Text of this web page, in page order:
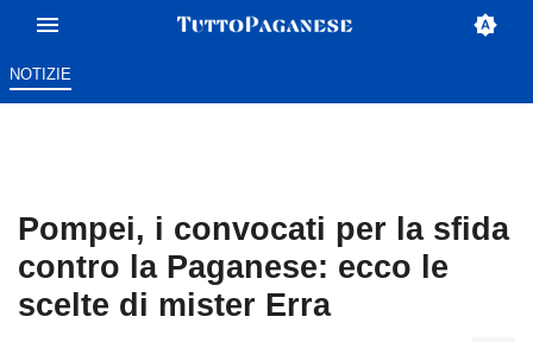
NOTIZIE
Pompei, i convocati per la sfida
contro la Paganese: ecco le
scelte di mister Erra